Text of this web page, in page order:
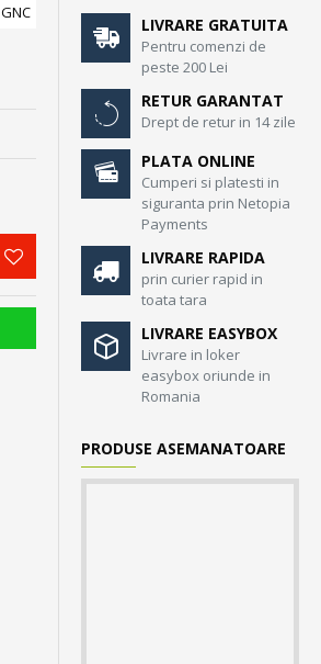
GNC
LIVRARE GRATUITA
Pentru comenzi de
peste 200 Lei
RETUR GARANTAT
Drept de retur in 14 zile
PLATA ONLINE
Cumperi si platesti in
siguranta prin Netopia
Payments
LIVRARE RAPIDA
prin curier rapid in
toata tara
LIVRARE EASYBOX
Livrare in loker
easybox oriunde in
Romania
PRODUSE ASEMANATOARE